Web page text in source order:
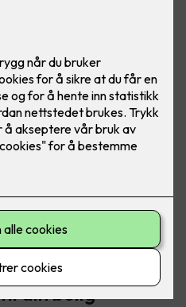
din bolig